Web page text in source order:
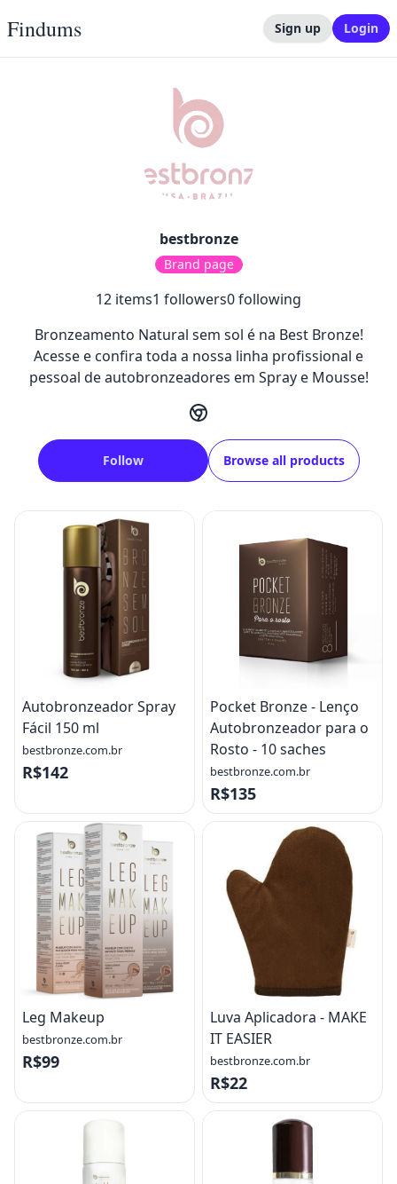
Findums Sign up Login
bestbronze
Brand page
12 items1 followers0following
Bronzeamento Natural sem sol é na Best Bronze!
Acesse e confira toda a nossa linha profissional e
pessoal de autobronzeadores em Spray e Mousse!
Follow Browse all products
Autobronzeador Spray
Fácil 150 ml
bestbronze.com.br
R$142
Pocket Bronze - Lenço
Autobronzeador para o
Rosto - 10 saches
bestbronze.com.br
R$135
Leg Makeup
bestbronze.com.br
R$99
Luva Aplicadora - MAKE
IT EASIER
bestbronze.com.br
R$22